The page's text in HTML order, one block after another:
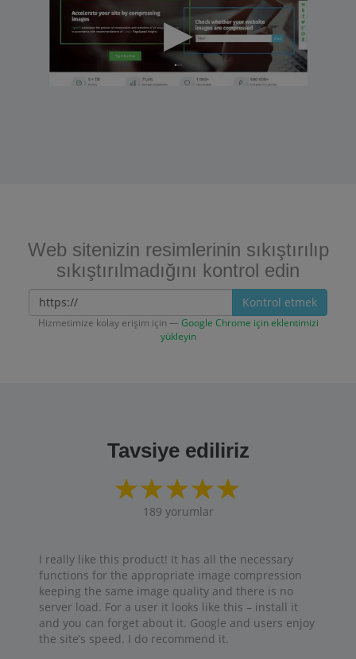
Web sitenizin resimlerinin sıkıştırılıp
sıkıştırılmadığını kontrol edin
Kontrol etmek
Hizmetimize kolay erişim için —Google Chrome için eklentimizi
yükleyin
Tavsiye ediliriz
189 yorumlar
I really like this product! It has all the necessary
functions for the appropriate image compression
keeping the same image quality and there is no
server load. For a user it looks like this – install it
and you can forget about it. Google and users enjoy
the site’s speed. I do recommend it.